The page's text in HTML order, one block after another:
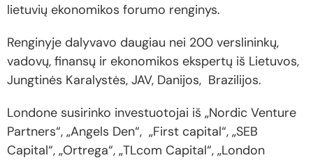
lietuvių ekonomikos forumo renginys.
Renginyje dalyvavo daugiau nei 200 verslininkų,
vadovų, finansų ir ekonomikos ekspertų iš Lietuvos,
Jungtinės Karalystės, JAV, Danijos, Brazilijos.
Londone susirinko investuotojai iš „Nordic Venture
Partners“, „Angels Den“, „First capital“, „SEB
Capital“, „Ortrega“, „TLcom Capital“, „London